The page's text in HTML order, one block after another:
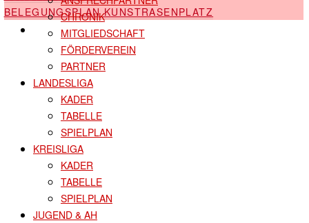
BELEGUNGSPLAN KUNSTRASENPLATZ
SHOP
CHRONIK
MITGLIEDSCHAFT
FÖRDERVEREIN
PARTNER
LANDESLIGA
KADER
TABELLE
SPIELPLAN
KREISLIGA
KADER
TABELLE
SPIELPLAN
JUGEND & AH